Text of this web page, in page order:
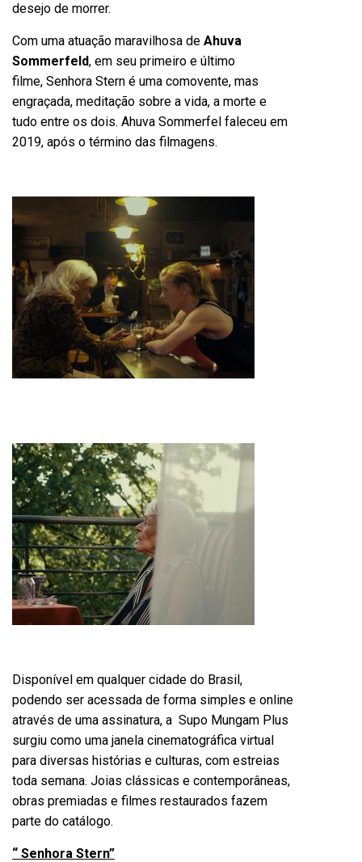
desejo de morrer.
Com uma atuação maravilhosa de Ahuva
Sommerfeld, em seu primeiro e último
filme, Senhora Stern é uma comovente, mas
engraçada, meditação sobre a vida, a morte e
tudo entre os dois. Ahuva Sommerfel faleceu em
2019, após o término das filmagens.
Disponível em qualquer cidade do Brasil,
podendo ser acessada de forma simples e online
através de uma assinatura, a Supo Mungam Plus
surgiu como uma janela cinematográfica virtual
para diversas histórias e culturas, com estreias
toda semana. Joias clássicas e contemporâneas,
obras premiadas e filmes restaurados fazem
parte do catálogo.
“ Senhora Stern”